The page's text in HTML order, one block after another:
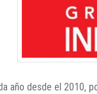
año desde el 2010,